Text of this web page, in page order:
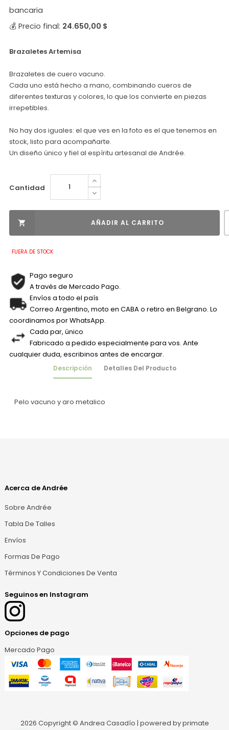
bancaria
💰 Precio final: 24.650,00 $
Brazaletes Artemisa
Brazaletes de cuero vacuno.
Cada uno está hecho a mano, combinando cueros de
diferentes texturas y colores, lo que los convierte en piezas
irrepetibles.
No hay dos iguales: el que ves en la foto es el que tenemos en
stock, listo para acompañarte.
Un diseño único y fiel al espíritu artesanal de Andrée.
Cantidad
 AÑADIR AL CARRITO
FUERA DE STOCK
Pago seguro
A través de Mercado Pago.
Envíos a todo el país
Correo Argentino, moto en CABA o retiro en Belgrano. Lo
coordinamos por WhatsApp.
Cada par, único
Fabricado a pedido especialmente para vos. Ante
cualquier duda, escribinos antes de encargar.
Descripción Detalles Del Producto
Pelo vacuno y aro metalico
Acerca de Andrée
Sobre Andrée
Tabla De Talles
Envíos
Formas De Pago
Términos Y Condiciones De Venta
Seguinos en Instagram
Opciones de pago
Mercado Pago
2026 Copyright © Andrea Casadío | powered byprimate